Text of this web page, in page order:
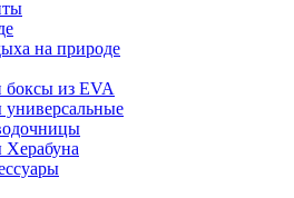
на природе
из EVA